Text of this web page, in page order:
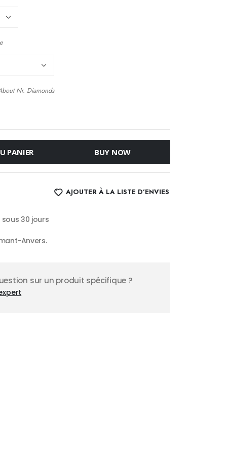
Nr. Diamonds
PANIER BUY NOW
AJOUTER À LA LISTE D’ENVIES
30 jours
Anvers.
sur un produit spécifique ?